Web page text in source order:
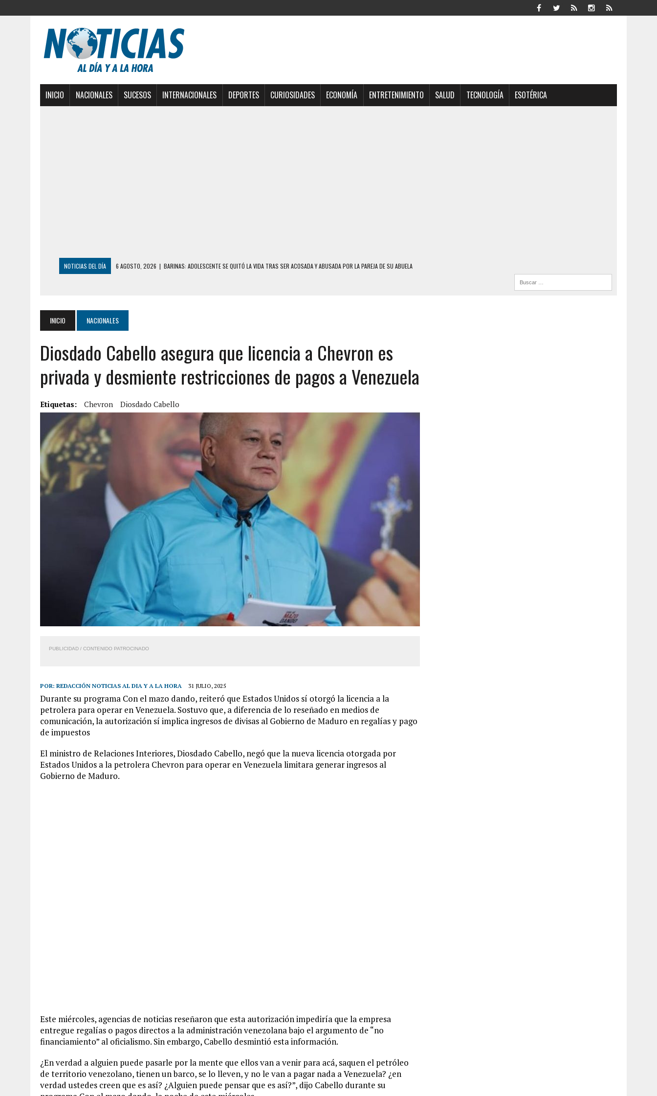
INICIO NACIONALES SUCESOS INTERNACIONALES DEPORTES CURIOSIDADES ECONOMÍA ENTRETENIMIENTO SALUD TECNOLOGÍA ESOTÉRICA
NOTICIAS DEL DÍA 6 AGOSTO, 2026 | BARINAS: ADOLESCENTE SE QUITÓ LA VIDA TRAS SER ACOSADA Y ABUSADA POR LA PAREJA DE SU ABUELA
3 AGOSTO, 2026 | LA INCREÍBLE FORMA EN LA QUE SOBREVIVIÓ UN HOMBRE Y SU FAMILIA TRAS LOS TERREMOTOS: CAYERON DESDE EL PISO NUEVE DEL
EDIFICIO PETUNIA
7 AGOSTO, 2026
| FUGA DE GAS GENERÓ EXPLOSIÓN EN LOCAL COMERCIAL DE CHACAO
7 AGOSTO, 2026
|
HOMBRE ASESINÓ A SU TÍA CON UN PUÑAL Y DEJÓ HERIDAS A SU PRIMA Y A OTRO FAMILIAR EN BOLÍVAR
7 AGOSTO, 2026 | LOCALIZARON CUERPO DE ‘LA SEÑORA DE LAS UÑAS BONITAS’ 42 DÍAS DESPUÉS DE LOS TERREMOTOS EN LA GUAIRA
6 AGOSTO, 2026 | MISTERIOSA MUERTE DE MODELO EN MONAGAS: HALLARON EL CUERPO DENTRO DE SU CASA
INICIO NACIONALES
Diosdado Cabello asegura que licencia a Chevron es
privada y desmiente restricciones de pagos a Venezuela
Etiquetas: Chevron Diosdado Cabello
PUBLICIDAD / CONTENIDO PATROCINADO
POR: REDACCIÓN NOTICIAS AL DIA Y A LA HORA 31 JULIO, 2025
Durante su programa Con el mazo dando, reiteró que Estados Unidos sí otorgó la licencia a la
petrolera para operar en Venezuela. Sostuvo que, a diferencia de lo reseñado en medios de
comunicación, la autorización sí implica ingresos de divisas al Gobierno de Maduro en regalías y pago
de impuestos
El ministro de Relaciones Interiores, Diosdado Cabello, negó que la nueva licencia otorgada por
Estados Unidos a la petrolera Chevron para operar en Venezuela limitara generar ingresos al
Gobierno de Maduro.
Este miércoles, agencias de noticias reseñaron que esta autorización impediría que la empresa
entregue regalías o pagos directos a la administración venezolana bajo el argumento de “no
financiamiento” al oficialismo. Sin embargo, Cabello desmintió esta información.
¿En verdad a alguien puede pasarle por la mente que ellos van a venir para acá, saquen el petróleo
de territorio venezolano, tienen un barco, se lo lleven, y no le van a pagar nada a Venezuela? ¿en
verdad ustedes creen que es así? ¿Alguien puede pensar que es así?”, dijo Cabello durante su